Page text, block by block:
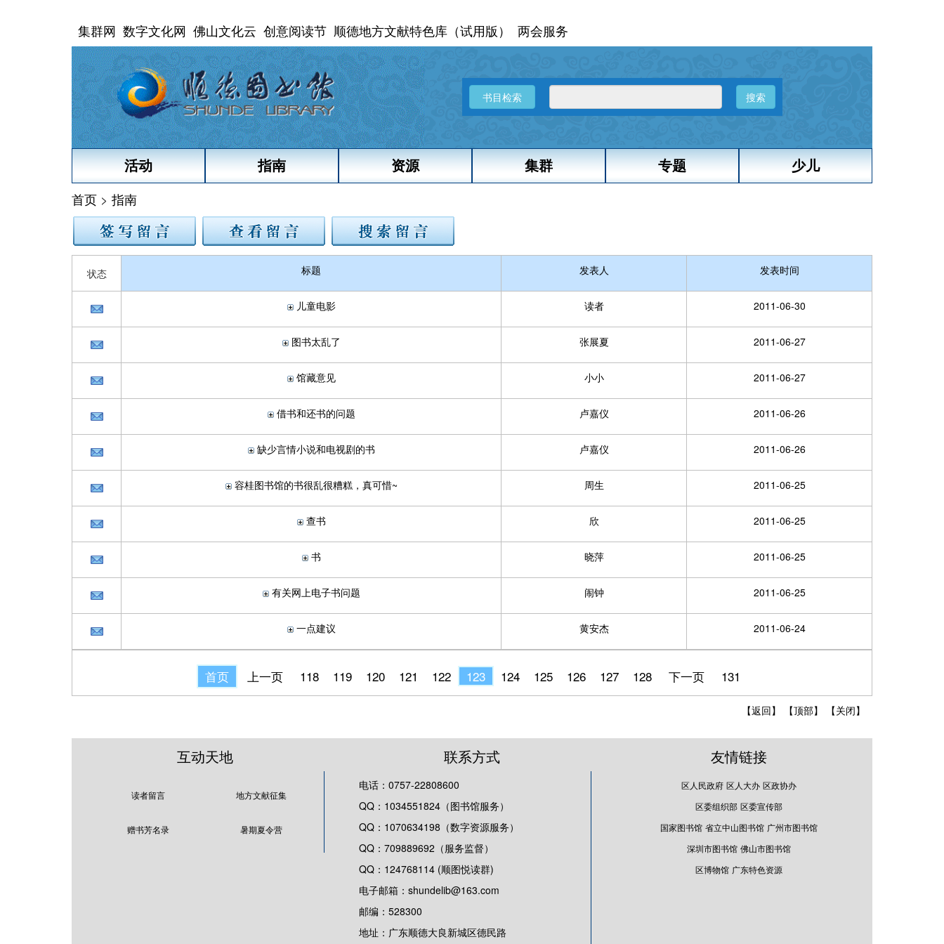
集群网 数字文化网 佛山文化云 创意阅读节 顺德地方文献特色库（试用版） 两会服务
书目检索 搜索
活动 指南 资源 集群 专题 少儿
首页 > 指南
状态 标题 发表人 发表时间
儿童电影 读者 2011-06-30
图书太乱了 张展夏 2011-06-27
馆藏意见 小小 2011-06-27
借书和还书的问题 卢嘉仪 2011-06-26
缺少言情小说和电视剧的书 卢嘉仪 2011-06-26
容桂图书馆的书很乱很糟糕，真可惜~ 周生 2011-06-25
查书 欣 2011-06-25
书 晓萍 2011-06-25
有关网上电子书问题 闹钟 2011-06-25
一点建议 黄安杰 2011-06-24
首页 上一页 118 119 120 121 122 123 124 125 126 127 128 下一页 131
【返回】 【顶部】 【关闭】
互动天地
读者留言 地方文献征集
赠书芳名录 暑期夏令营
联系方式
电话：0757-22808600
QQ：1034551824（图书馆服务）
QQ：1070634198（数字资源服务）
QQ：709889692（服务监督）
QQ：124768114 (顺图悦读群)
电子邮箱：shundelib@163.com
邮编：528300
地址：广东顺德大良新城区德民路
友情链接
区人民政府 区人大办 区政协办
区委组织部 区委宣传部
国家图书馆 省立中山图书馆 广州市图书馆
深圳市图书馆 佛山市图书馆
区博物馆 广东特色资源